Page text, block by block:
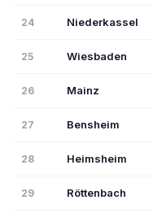
24 Niederkassel
25 Wiesbaden
26 Mainz
27 Bensheim
28 Heimsheim
29 Röttenbach